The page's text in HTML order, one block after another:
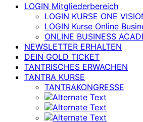
LOGIN Mitgliederbereich
LOGIN KURSE ONE
LOGIN Kurse Online
ONLINE BUSINESS
NEWSLETTER ERHALTEN
DEIN GOLD TICKET
TANTRISCHES ERWACHEN
TANTRA KURSE
TANTRAKONGRESSE